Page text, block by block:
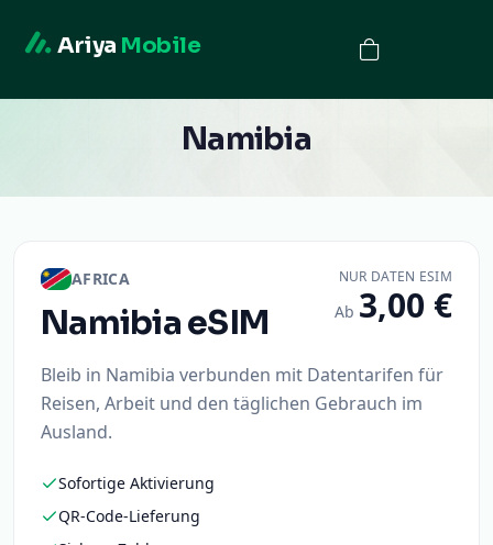
Ariya Mobile
Namibia
AFRICA
NamibiaeSIM
NUR DATEN ESIM
Ab 3,00 €
Bleib in Namibia verbunden mit Datentarifen für
Reisen, Arbeit und den täglichen Gebrauch im
Ausland.
Sofortige Aktivierung
QR-Code-Lieferung